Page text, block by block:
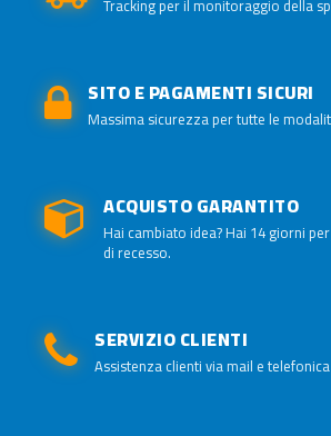
Tracking per il monitoraggio della
SITO E PAGAMENTI SICURI
Massima sicurezza per tutte le
ACQUISTO GARANTITO
Hai cambiato idea? Hai 14 giorni
di recesso.
SERVIZIO CLIENTI
Assistenza clienti via mail e